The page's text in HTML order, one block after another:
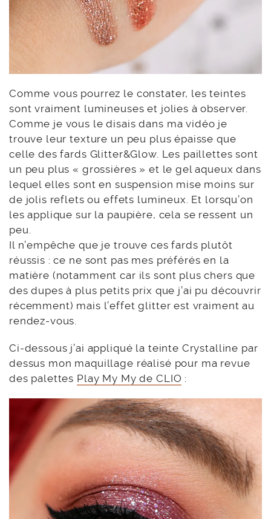
Comme vous pourrez le constater, les teintes
sont vraiment lumineuses et jolies à observer.
Comme je vous le disais dans ma vidéo je
trouve leur texture un peu plus épaisse que
celle des fards Glitter&Glow. Les paillettes sont
un peu plus « grossières » et le gel aqueux dans
lequel elles sont en suspension mise moins sur
de jolis reflets ou effets lumineux. Et lorsqu’on
les applique sur la paupière, cela se ressent un
peu.
Il n’empêche que je trouve ces fards plutôt
réussis : ce ne sont pas mes préférés en la
matière (notamment car ils sont plus chers que
des dupes à plus petits prix que j’ai pu découvrir
récemment) mais l’effet glitter est vraiment au
rendez-vous.
Ci-dessous j’ai appliqué la teinte Crystalline par
dessus mon maquillage réalisé pour ma revue
des palettes Play My My de CLIO :